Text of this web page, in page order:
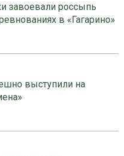
завоевали россыпь
в «Гагарино»
выступили на